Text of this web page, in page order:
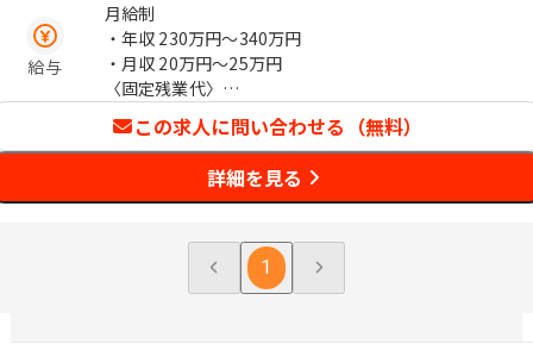
給与
月給制
・年収 230万円〜340万円
・月収 20万円〜25万円
〈固定残業代〉
下限額：15、300円(固定残業時間10時
間相当分)
上限額：18、100 円(固定残業時間10時
〈モデル年収〉
・入社5年 マネジメント職 年収400万
・入社3年 一般職 年収300万
この求人に問い合わせる（無料）
詳細を見る
1